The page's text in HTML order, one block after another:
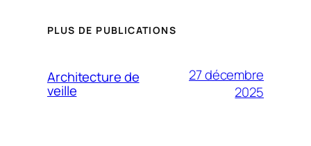
PLUS DE PUBLICATIONS
Architecture de
veille
27 décembre
2025